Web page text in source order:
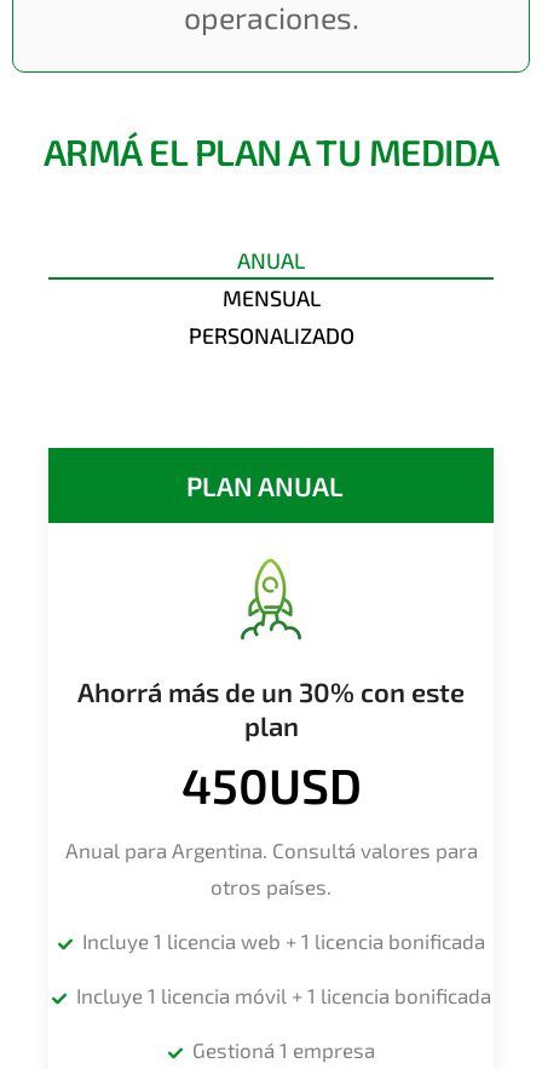
operaciones.
ARMÁ EL PLAN A TU MEDIDA
ANUAL
MENSUAL
PERSONALIZADO
PLAN ANUAL
Ahorrá más de un 30% con este
plan
450USD
Anual para Argentina. Consultá valores para
otros países.
Incluye 1 licencia web + 1 licencia bonificada
Incluye 1 licencia móvil + 1 licencia bonificada
Gestioná 1 empresa